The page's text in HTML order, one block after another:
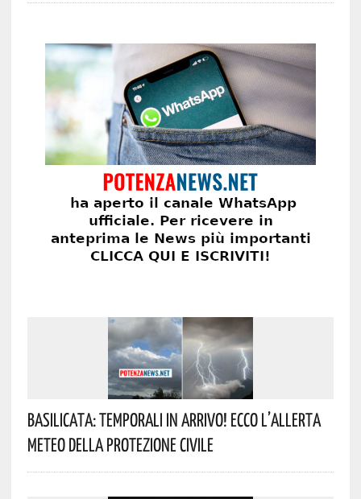
Basilicata: Temporali In Arrivo! Ecco L’allerta
Meteo Della Protezione Civile